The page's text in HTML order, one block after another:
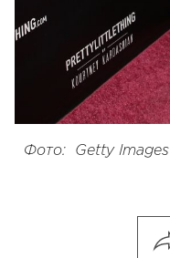
Фото: Getty Images